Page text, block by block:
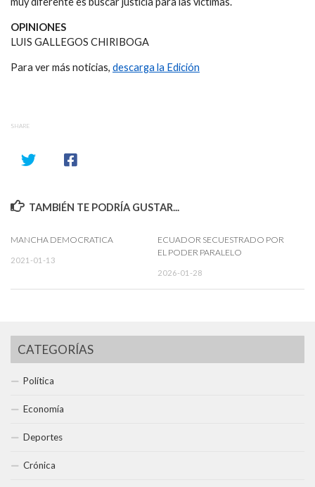
OPINIONES
LUIS GALLEGOS CHIRIBOGA
Para ver más noticias, descarga la Edición
SHARE
TAMBIÉN TE PODRÍA GUSTAR...
MANCHA DEMOCRATICA
2021-01-13
ECUADOR SECUESTRADO POR
EL PODER PARALELO
2026-01-28
CATEGORÍAS
Política
Economía
Deportes
Crónica